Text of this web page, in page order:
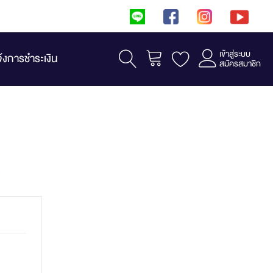
การชำระเงิน รถเข็น เข้าสู่ระบบ
สมัครสมาชิก